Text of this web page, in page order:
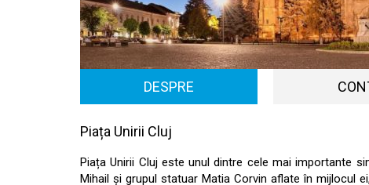
DESPRE
Piața Unirii Cluj
Piața Unirii Cluj este unul dintre cele mai importante
Mihail și grupul statuar Matia Corvin aflate în mijlocul